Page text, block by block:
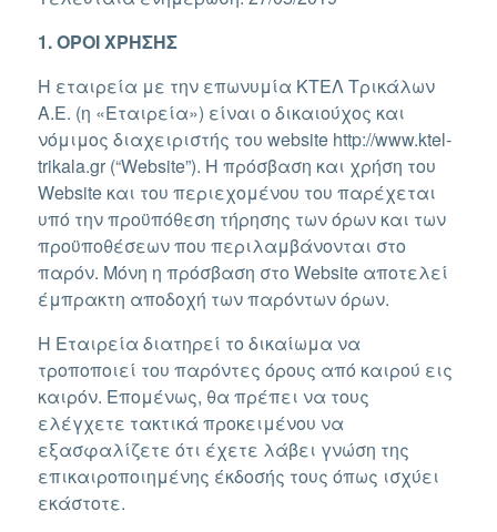
1. ΟΡΟΙ ΧΡΗΣΗΣ
Η εταιρεία με την επωνυμία ΚΤΕΛ Τρικάλων
Α.Ε. (η «Εταιρεία») είναι ο δικαιούχος και
νόμιμος διαχειριστής του website http://www.ktel-
trikala.gr (“Website”). Η πρόσβαση και χρήση του
Website και του περιεχομένου του παρέχεται
υπό την προϋπόθεση τήρησης των όρων και των
προϋποθέσεων που περιλαμβάνονται στο
παρόν. Μόνη η πρόσβαση στο Website αποτελεί
έμπρακτη αποδοχή των παρόντων όρων.
Η Εταιρεία διατηρεί το δικαίωμα να
τροποποιεί του παρόντες όρους από καιρού εις
καιρόν. Επομένως, θα πρέπει να τους
ελέγχετε τακτικά προκειμένου να
εξασφαλίζετε ότι έχετε λάβει γνώση της
επικαιροποιημένης έκδοσής τους όπως ισχύει
εκάστοτε.